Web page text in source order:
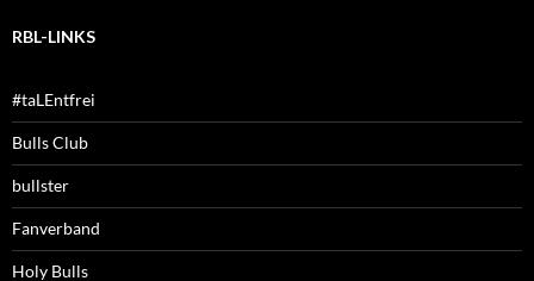
RBL-LINKS
#taLEntfrei
Bulls Club
bullster
Fanverband
Holy Bulls